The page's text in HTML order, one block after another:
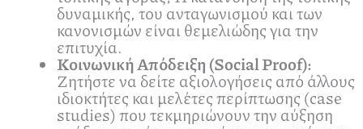
δυναμικής, του ανταγωνισμού και των
κανονισμών είναι θεμελιώδης για την
επιτυχία.
Κοινωνική Απόδειξη (Social Proof):
Ζητήστε να δείτε αξιολογήσεις από άλλους
ιδιοκτήτες και μελέτες περίπτωσης (case
studies) που τεκμηριώνουν την αύξηση